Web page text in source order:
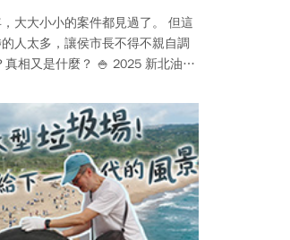
大大小小的案件都見過了。 但這
人太多，讓侯市長不得不親自調
麼？ 🍚 2025 新北油飯